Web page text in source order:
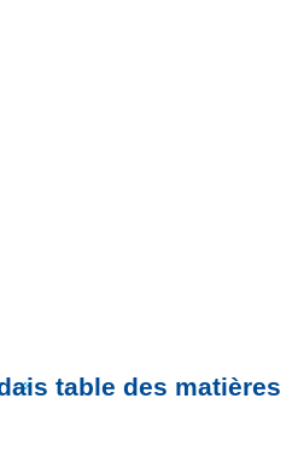
table des matières